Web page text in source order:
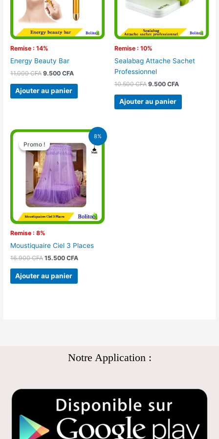
Remise : 14%
Energy Beauty Bar
11.000CFA 9.500CFA
Ajouter au panier
Remise : 10%
Sealabag Attache Sachet
Professionnel
10.500CFA 9.500 CFA
Ajouter au panier
8%
Promo !
Remise : 8%
Promo !
Moustiquaire Ciel 3 Places
16.900CFA
Le
prix
initial
était :
16.900 CFA.
15.500CFA
Le
prix
actuel
15.500 CFA.
Ajouter au panier
Notre Application :